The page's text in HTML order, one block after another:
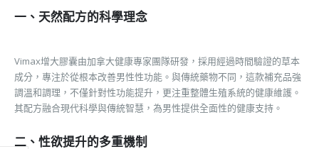
一、天然配方的科學理念
Vimax增大膠囊由加拿大健康專家團隊研發，採用經過時間驗證的草本
成分，專注於從根本改善男性性功能。與傳統藥物不同，這款補充品強
調溫和調理，不僅針對性功能提升，更注重整體生殖系統的健康維護。
其配方融合現代科學與傳統智慧，為男性提供全面性的健康支持。
二、性欲提升的多重機制